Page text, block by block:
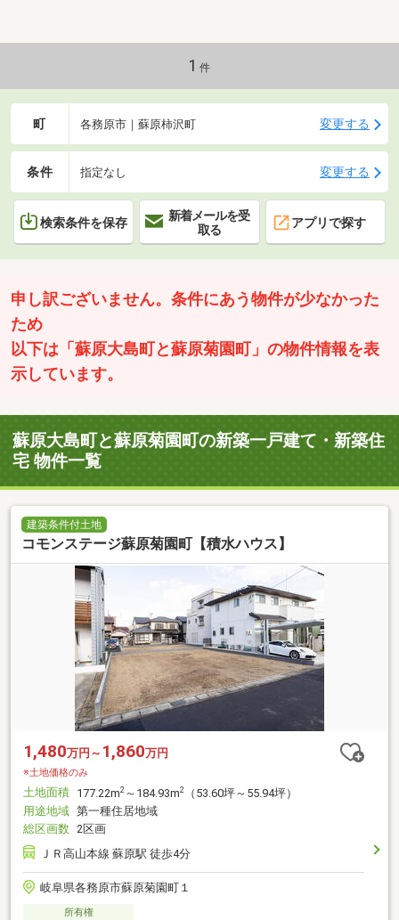
1 件
町 各務原市｜蘇原柿沢町 変更する
条件 指定なし 変更する
検索条件を保存
新着メールを受
取る
アプリで探す
申し訳ございません。条件にあう物件が少なかった
ため
以下は「蘇原大島町と蘇原菊園町」の物件情報を表
示しています。
蘇原大島町と蘇原菊園町の新築一戸建て・新築住
宅 物件一覧
建築条件付土地
コモンステージ蘇原菊園町【積水ハウス】
1,480万円～ 1,860万円
※土地価格のみ
土地面積 177.22m2 ～184.93m2
（53.60坪～55.94坪）
用途地域 第一種住居地域
総区画数 2区画
ＪＲ高山本線 蘇原駅 徒歩4分
岐阜県各務原市蘇原菊園町１
所有権